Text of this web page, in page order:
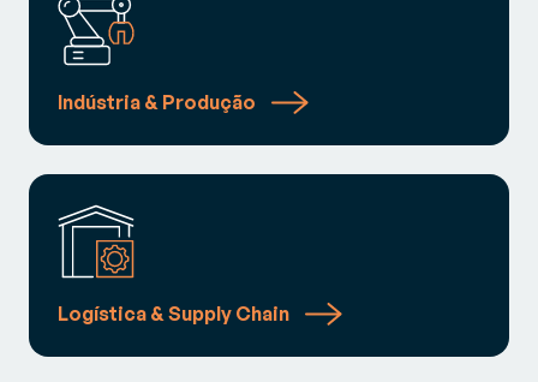
Indústria & Produção
Logística & Supply Chain